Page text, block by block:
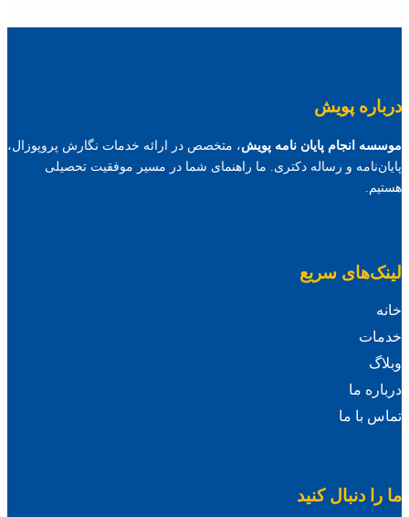
درباره پویش
موسسه انجام پایان نامه پویش، متخصص در ارائه خدمات نگارش پروپوزال،
پایان‌نامه و رساله دکتری. ما راهنمای شما در مسیر موفقیت تحصیلی
هستیم.
لینک‌های سریع
خانه
خدمات
وبلاگ
درباره ما
تماس با ما
ما را دنبال کنید